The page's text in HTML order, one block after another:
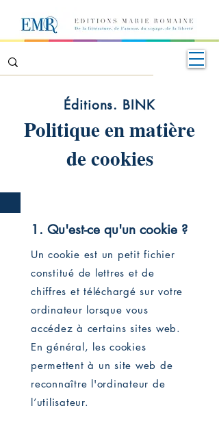
Éditions. BINK
Politique en matière
de cookies
1. Qu'est-ce qu'un cookie ?
Un cookie est un petit fichier
constitué de lettres et de
chiffres et téléchargé sur votre
ordinateur lorsque vous
accédez à certains sites web.
En général, les cookies
permettent à un site web de
reconnaître l'ordinateur de
l’utilisateur.